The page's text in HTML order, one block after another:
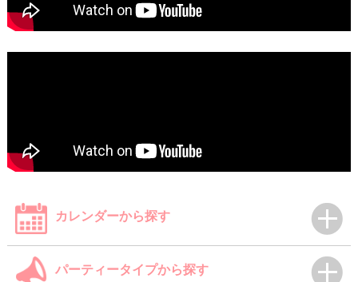
カレンダーから探す
パーティータイプから探す